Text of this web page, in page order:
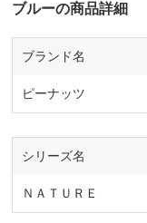
ブルーの商品詳細
ブランド名
ピーナッツ
シリーズ名
ＮＡＴＵＲＥ